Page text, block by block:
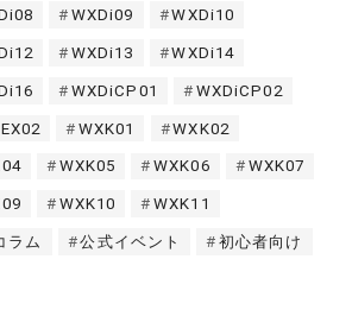
WXDi09 WXDi10
WXDi13 WXDi14
WXDiCP01 WXDiCP02
WXK01 WXK02
WXK05 WXK06 WXK07
WXK10 WXK11
ラム 公式イベント 初心者向け